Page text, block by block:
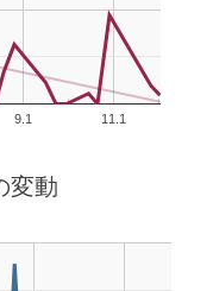
9.1 11.1
変動